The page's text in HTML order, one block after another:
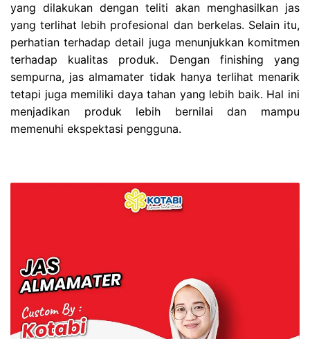
yang dilakukan dengan teliti akan menghasilkan jas
yang terlihat lebih profesional dan berkelas. Selain itu,
perhatian terhadap detail juga menunjukkan komitmen
terhadap kualitas produk. Dengan finishing yang
sempurna, jas almamater tidak hanya terlihat menarik
tetapi juga memiliki daya tahan yang lebih baik. Hal ini
menjadikan produk lebih bernilai dan mampu
memenuhi ekspektasi pengguna.